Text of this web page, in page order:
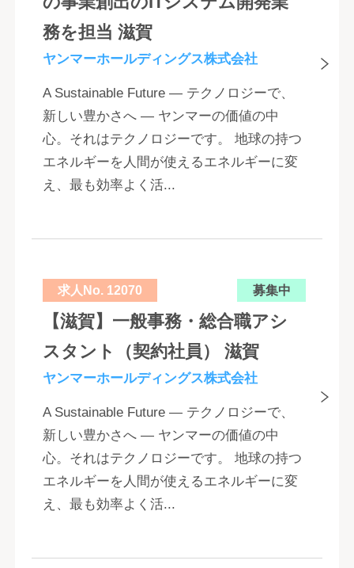
務を担当 滋賀
ヤンマーホールディングス株式会社
A Sustainable Future ― テクノロジーで、
新しい豊かさへ ― ヤンマーの価値の中
心。それはテクノロジーです。 地球の持つ
エネルギーを人間が使えるエネルギーに変
え、最も効率よく活...
求人No. 12070 募集中
【滋賀】一般事務・総合職アシ
スタント（契約社員） 滋賀
ヤンマーホールディングス株式会社
A Sustainable Future ― テクノロジーで、
新しい豊かさへ ― ヤンマーの価値の中
心。それはテクノロジーです。 地球の持つ
エネルギーを人間が使えるエネルギーに変
え、最も効率よく活...